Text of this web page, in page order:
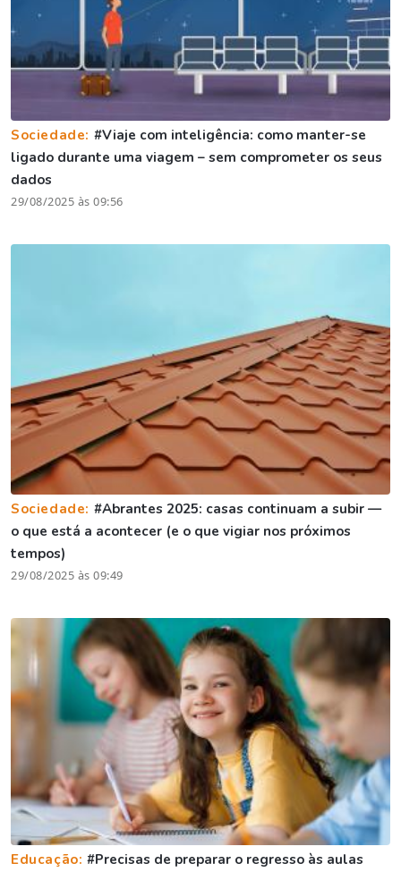
Sociedade: #Viaje com inteligência: como manter-se
ligado durante uma viagem – sem comprometer os seus
dados
29/08/2025 às 09:56
Sociedade: #Abrantes 2025: casas continuam a subir —
o que está a acontecer (e o que vigiar nos próximos
tempos)
29/08/2025 às 09:49
Educação:#Precisas de preparar o regresso às aulas